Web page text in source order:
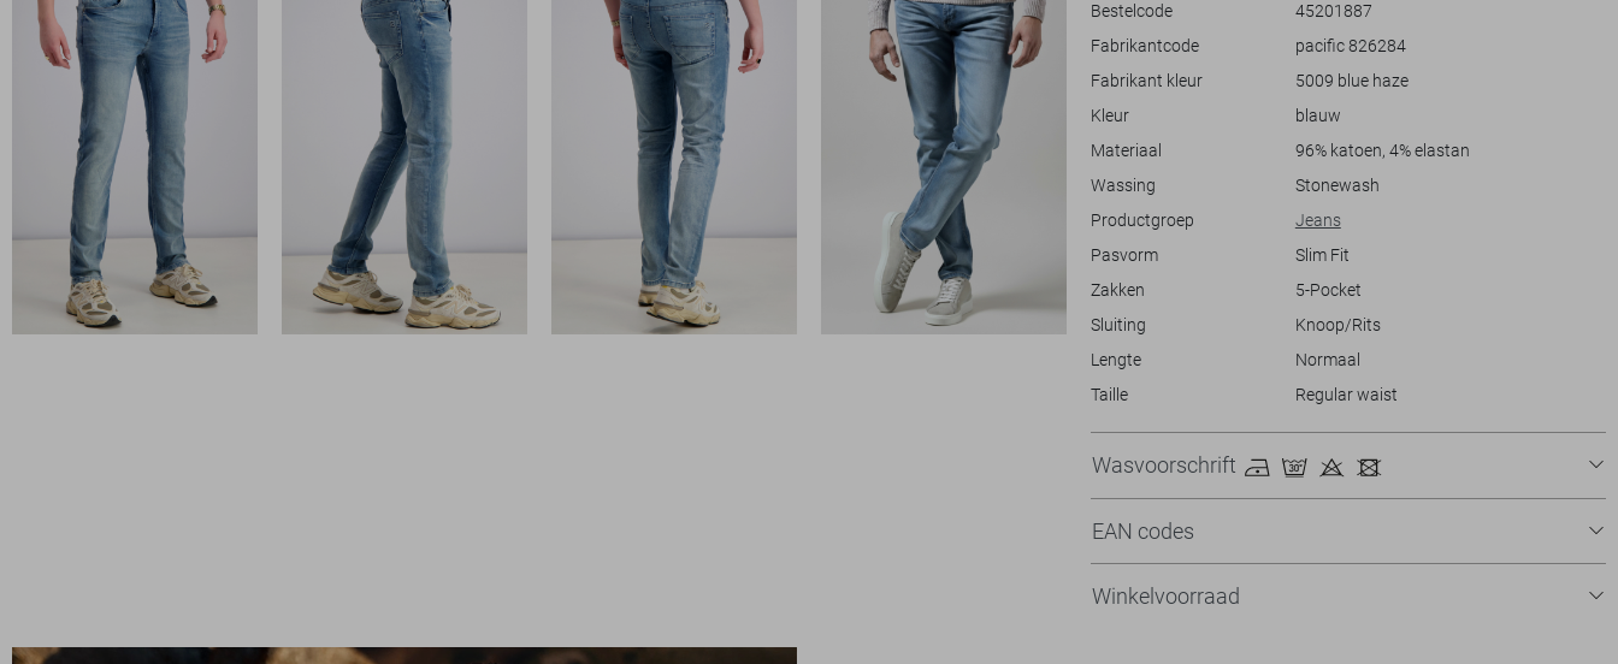
Gabbiano jeans ideaal voor dagelijks gebruik, of je nu naar kantoor
gaat of een vrije dag doorbrengt in de stad. Combineer hem met een
sweater voor een relaxte, maar stijlvolle uitstraling, of draag hem met
materiaal zorgt ervoor dat je hier jarenlang plezier van zult hebben.
Deze jeans is niet alleen praktisch, maar ook een waardevolle
Bestelcode
45201887
Fabrikantcode
pacific 826284
Fabrikant kleur
5009 blue haze
Kleur
blauw
Materiaal
96% katoen, 4% elastan
Wassing
Stonewash
Productgroep
Jeans
Pasvorm
Slim Fit
Zakken
5-Pocket
Sluiting
Knoop/Rits
Lengte
Normaal
Taille
Regular waist
Wasvoorschrift
EAN codes
Winkelvoorraad